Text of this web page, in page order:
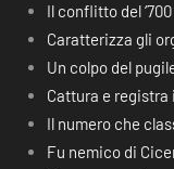
Il conflitto del
Caratterizza gli
Un colpo del
Cattura e registra
Il numero che
Fu nemico di